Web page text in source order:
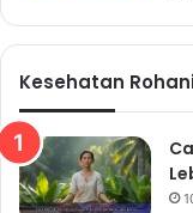
Kesehatan